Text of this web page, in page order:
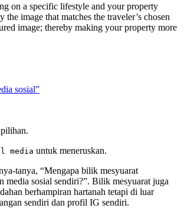
on a specific lifestyle and your property
the image that matches the traveler’s chosen
image; thereby making your property more
sosial”
media untuk meneruskan.
tanya, “Mengapa bilik mesyuarat
media sosial sendiri?”. Bilik mesyuarat juga
berhampiran hartanah tetapi di luar
sendiri dan profil IG sendiri.